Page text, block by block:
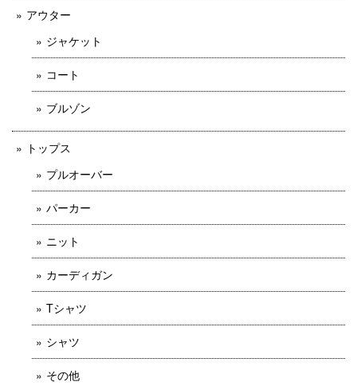
アウター
ジャケット
コート
ブルゾン
トップス
プルオーバー
パーカー
ニット
カーディガン
Tシャツ
シャツ
その他